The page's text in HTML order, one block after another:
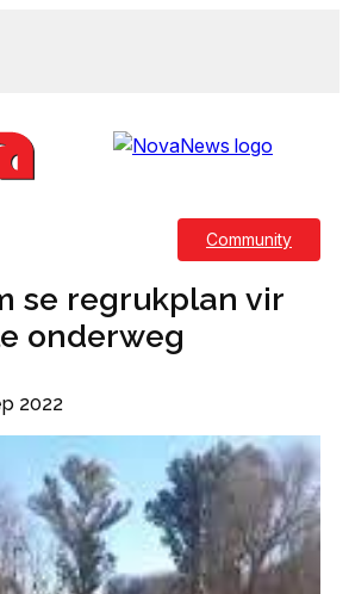
Community
se regrukplan vir
onderweg
2022